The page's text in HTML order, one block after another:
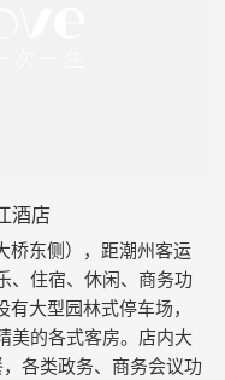
酒店
桥东侧），距潮州客运
、住宿、休闲、商务功
大型园林式停车场，
美的各式客房。店内大
各类政务、商务会议功